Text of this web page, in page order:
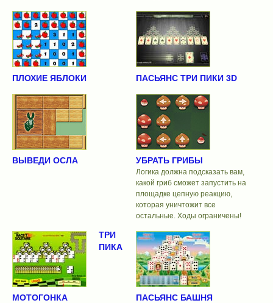
ПЛОХИЕ ЯБЛОКИ ПАСЬЯНС ТРИ ПИКИ 3D
ВЫВЕДИ ОСЛА УБРАТЬ ГРИБЫ
Логика должна подсказать вам,
какой гриб сможет запустить на
площадке цепную реакцию,
которая уничтожит все
остальные. Ходы ограничены!
ТРИ
ПИКА
МОТОГОНКА ПАСЬЯНС БАШНЯ